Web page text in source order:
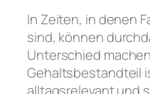
In Zeiten, in denen
sind, können
Unterschied
Gehaltsbestandteil
alltagsrelevant und